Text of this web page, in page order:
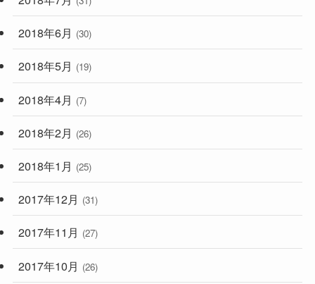
2018年6月 (30)
2018年5月 (19)
2018年4月 (7)
2018年2月 (26)
2018年1月 (25)
2017年12月 (31)
2017年11月 (27)
2017年10月 (26)